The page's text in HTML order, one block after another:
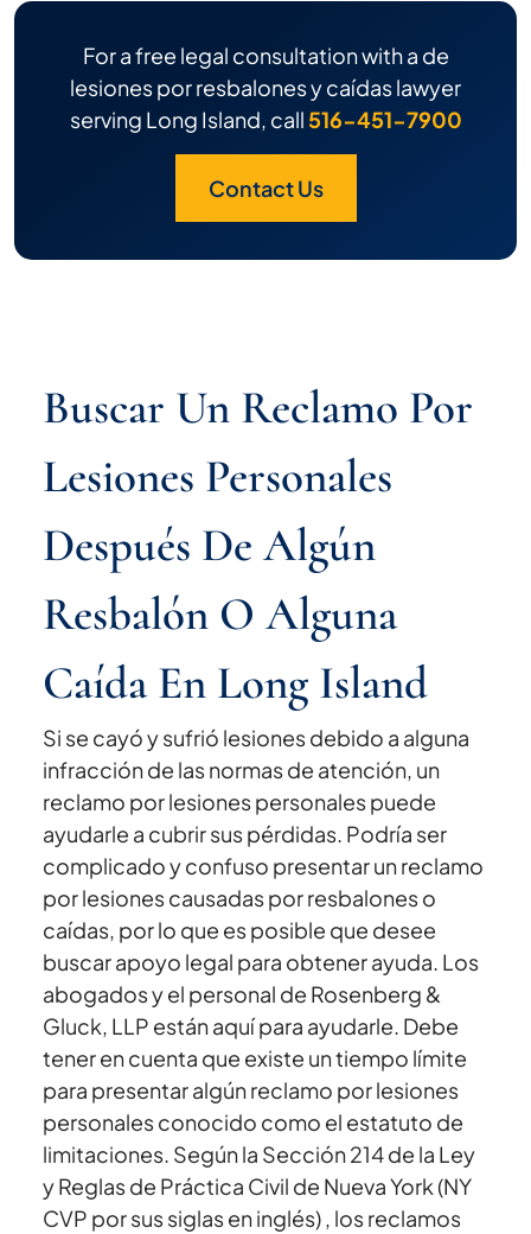
For a free legal consultation with a de
lesiones por resbalones y caídas lawyer
serving Long Island, call516-451-7900
Contact Us
Buscar Un Reclamo Por
Lesiones Personales
Después De Algún
Resbalón O Alguna
Caída En Long Island
Si se cayó y sufrió lesiones debido a alguna
infracción de las normas de atención, un
reclamo por lesiones personales puede
ayudarle a cubrir sus pérdidas. Podría ser
complicado y confuso presentar un reclamo
por lesiones causadas por resbalones o
caídas, por lo que es posible que desee
buscar apoyo legal para obtener ayuda. Los
abogados y el personal de Rosenberg &
Gluck, LLP están aquí para ayudarle. Debe
tener en cuenta que existe un tiempo límite
para presentar algún reclamo por lesiones
personales conocido como el estatuto de
limitaciones. Según la Sección 214 de la Ley
y Reglas de Práctica Civil de Nueva York (NY
CVP por sus siglas en inglés) , los reclamos